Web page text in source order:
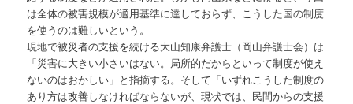
は全体の被害規模が適用基準に達しておらず、こうした国の制度
を使うのは難しいという。
現地で被災者の支援を続ける大山知康弁護士（岡山弁護士会）は
「災害に大きい小さいはない。局所的だからといって制度が使え
ないのはおかしい」と指摘する。そして「いずれこうした制度の
あり方は改善しなければならないが、現状では、民間からの支援